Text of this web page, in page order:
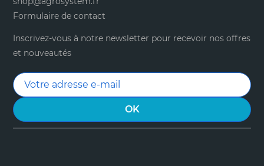
Formulaire de contact
Inscrivez-vous à notre newsletter pour recevoir nos offres
et nouveautés